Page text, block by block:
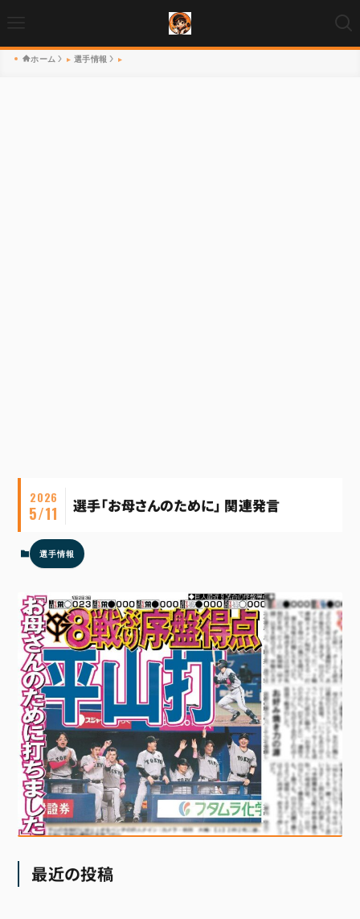
ホーム 選手情報
選手「お母さんのために」 関連発言
2026
5/11
選手情報
最近の投稿